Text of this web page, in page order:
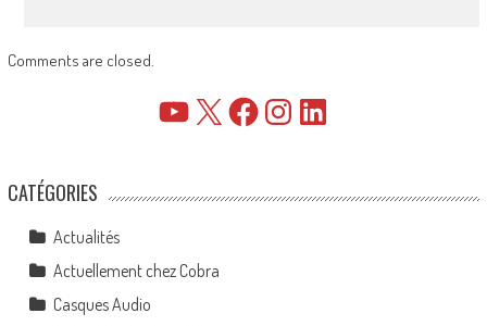
Comments are closed.
YouTube FacebookInstagramLinkedIn
CATÉGORIES
Actualités
Actuellement chez Cobra
Casques Audio